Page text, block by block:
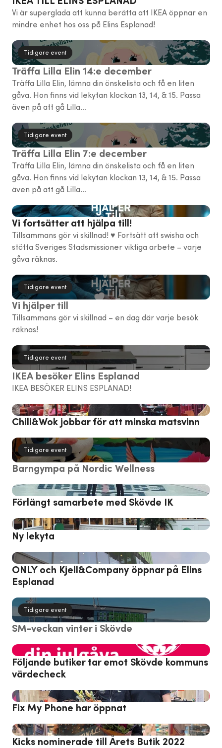
Vi är superglada att kunna berätta att IKEA öppnar en
mindre enhet hos oss på Elins Esplanad!
Tidigare event
Träffa Lilla Elin 14:e december
Träffa Lilla Elin, lämna din önskelista och få en liten
gåva. Hon finns vid lekytan klockan 13, 14, & 15. Passa
även på att gå Lilla…
Tidigare event
Träffa Lilla Elin 7:e december
Träffa Lilla Elin, lämna din önskelista och få en liten
gåva. Hon finns vid lekytan klockan 13, 14, & 15. Passa
även på att gå Lilla…
Vi fortsätter att hjälpa till!
Tillsammans gör vi skillnad! ♥️ Fortsätt att swisha och
stötta Sveriges Stadsmissioner viktiga arbete – varje
gåva räknas.
Tidigare event
Vi hjälper till
Tillsammans gör vi skillnad – en dag där varje besök
räknas!
Tidigare event
IKEA besöker Elins Esplanad
IKEA BESÖKER ELINS ESPLANAD!
Chili&Wok jobbar för att minska matsvinn
Tidigare event
Barngympa på Nordic Wellness
Förlängt samarbete med Skövde IK
Ny lekyta
ONLY och Kjell&Company öppnar på Elins
Esplanad
Tidigare event
SM-veckan vinter i Skövde
Följande butiker tar emot Skövde kommuns
värdecheck
Fix My Phone har öppnat
Kicks nominerade till Årets Butik 2022